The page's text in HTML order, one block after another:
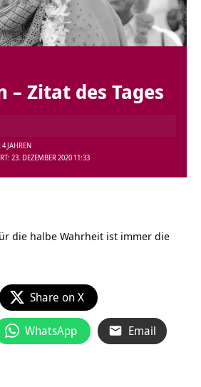
Zitat des Tages
23. DEZEMBER 2020 11:33
4 JAHREN
die halbe Wahrheit ist immer die
Share on X
WhatsApp Email